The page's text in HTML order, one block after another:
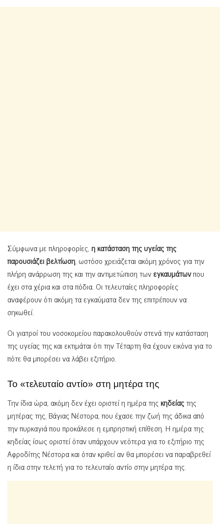
Σύμφωνα με πληροφορίες, η κατάσταση της υγείας της
παρουσιάζει βελτίωση, ωστόσο χρειάζεται ακόμη χρόνος για την
πλήρη ανάρρωση της και την αντιμετώπιση τωνεγκαυμάτωνπου
έχει στα χέρια και στα πόδια. Οι τελευταίες πληροφορίες
αναφέρουν ότι ακόμη τα εγκαύματα δεν της επιτρέπουν να
σηκωθεί.
Οι γιατροί του νοσοκομείου παρακολουθούν στενά την κατάσταση
της υγείας της και εκτιμάται ότι την Τέταρτη θα έχουν εικόνα για το
πότε θα μπορέσει να λάβει εξιτήριο.
Το «τελευταίο αντίο» στη μητέρα της
Την ίδια ώρα, ακόμη δεν έχει οριστεί η ημέρα τηςκηδείαςτης
μητέρας της, Βάγιας Νέστορα, που έχασε την ζωή της άδικα από
την πυρκαγιά που προκάλεσε η εμπρηστική επίθεση. Η ημέρα της
κηδείας ίσως οριστεί όταν υπάρχουν νεότερα για το εξιτήριο της
Αφροδίτης Νέστορα και όταν κριθεί αν θα μπορέσει να παραβρεθεί
η ίδια στην τελετή για το τελευταίο αντίο στην μητέρα της.